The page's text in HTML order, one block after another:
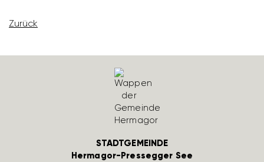
Zurück
STADTGEMEINDE
Hermagor-Pressegger See